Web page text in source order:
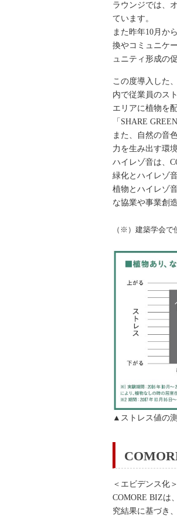
ラウンジでは、
ています。
また昨年10月か
換やコミュニケ
ュニティ形成の
この度導入した
内で従業員のス
エリアに植物を
「SHARE
また、自然の音
力を生み出す環
ハイレゾ音は、
緑化とハイレゾ
植物とハイレゾ
な協業や事業創
（※）建築学会で
▲ストレス値の
＜エビデンス化＞
COMORE BIZは
究結果に基づき